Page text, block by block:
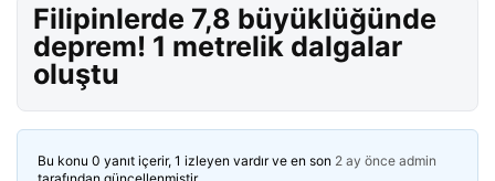
Filipinlerde 7,8 büyüklüğünde
deprem! 1 metrelik dalgalar
oluştu
Bu konu 0 yanıt içerir, 1 izleyen vardır ve en son 2 ay önce admin